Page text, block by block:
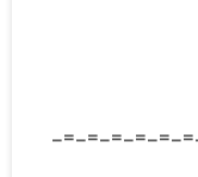
-=-=-=-=-=-